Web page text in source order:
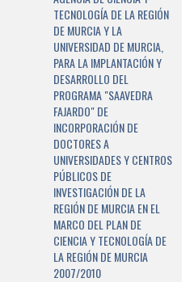
TECNOLOGÍA DE LA REGIÓN
DE MURCIA Y LA
UNIVERSIDAD DE MURCIA,
PARA LA IMPLANTACIÓN Y
DESARROLLO DEL
PROGRAMA "SAAVEDRA
FAJARDO" DE
INCORPORACIÓN DE
DOCTORES A
UNIVERSIDADES Y CENTROS
PÚBLICOS DE
INVESTIGACIÓN DE LA
REGIÓN DE MURCIA EN EL
MARCO DEL PLAN DE
CIENCIA Y TECNOLOGÍA DE
LA REGIÓN DE MURCIA
2007/2010